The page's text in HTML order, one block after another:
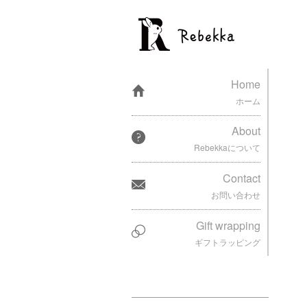
Home
ホーム
About
Rebekkaについて
Contact
お問い合わせ
Gift wrapping
ギフトラッピング